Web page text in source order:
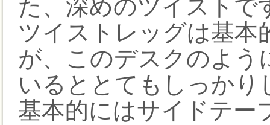
た、深めのツイストで
ツイストレッグは基本
が、このデスクのよう
いるととてもしっかり
基本的にはサイドテー